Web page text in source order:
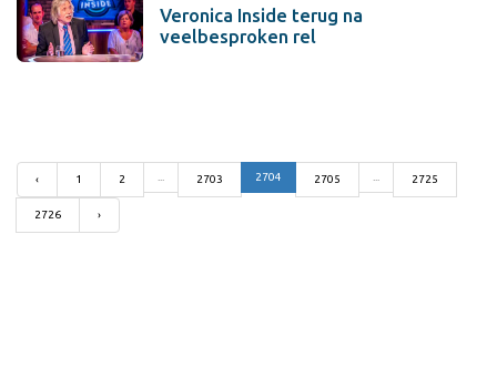
Veronica Inside terug na
veelbesproken rel
‹ 1 2 2703 2704 2705 2725
2726 ›